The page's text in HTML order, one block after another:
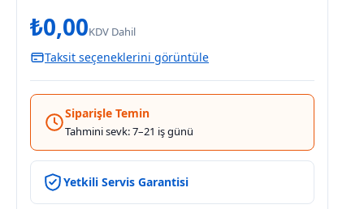
₺0,00KDV Dahil
Taksit seçeneklerini görüntüle
Siparişle Temin
Tahmini sevk: 7–21 iş günü
Yetkili Servis Garantisi